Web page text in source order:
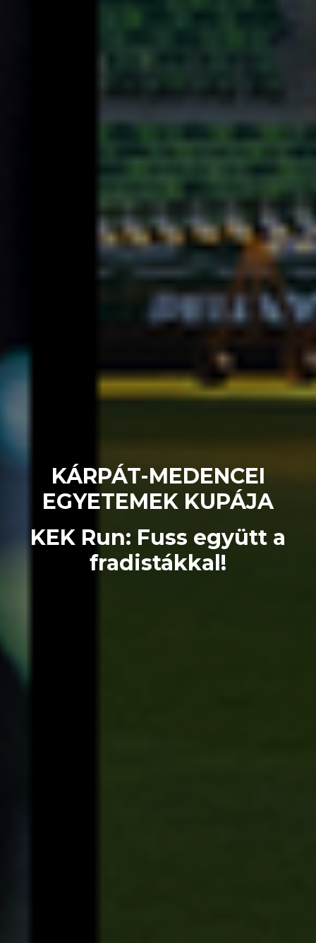
KÁRPÁT-MEDENCEI
EGYETEMEK KUPÁJA
KEK Run: Fuss együtt a
fradistákkal!